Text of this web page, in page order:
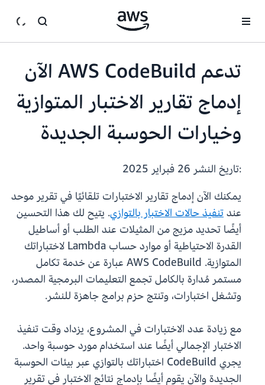
تدعم AWS CodeBuild الآن
إدماج تقارير الاختبار المتوازية
وخيارات الحوسبة الجديدة
:تاريخ النشر
يمكنك الآن إدماج تقارير الاختبارات تلقائيًا في تقرير موحد
عندتنفيذ حالات الاختبار بالتوازي. يتيح لك هذا التحسين
أيضًا تحديد مزيج من المثيلات عند الطلب أو أساطيل
القدرة الاحتياطية أو موارد حساب Lambda لاختباراتك
المتوازية. AWS CodeBuild عبارة عن خدمة تكامل
مستمر مُدارة بالكامل تجمع التعليمات البرمجية المصدر،
وتشغل اختبارات، وتنتج حزم برامج جاهزة للنشر.
مع زيادة عدد الاختبارات في المشروع، يزداد وقت تنفيذ
الاختبار الإجمالي أيضًا عند استخدام مورد حوسبة واحد.
يجري CodeBuild اختباراتك بالتوازي عبر بيئات الحوسبة
الجديدة والآن يقوم أيضًا بإدماج نتائج الاختبار في تقرير